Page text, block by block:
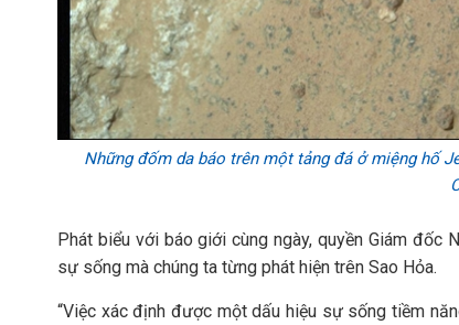
Những đốm da báo trên một tảng đá ở miệng hố
Phát biểu với báo giới cùng ngày, quyền Giám đốc
sự sống mà chúng ta từng phát hiện trên Sao Hỏa.
“Việc xác định được một dấu hiệu sự sống tiềm